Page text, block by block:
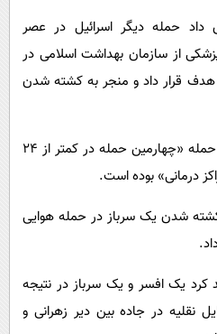
داد حمله دیگر اسرائیل در عصر
از سازمان بهداشت اسلامی در
هدف قرار داد و منجر به کشته شدن
خبرگزاری لبنان گزارش داد این حمله «چهارمین حمله در کمتر از 24
درمانی» بوده است.
شدن یک سرباز در حمله هوایی
کرد یک افسر و یک سرباز در نتیجه
نقلیه‌ در جاده بین دیر زهرانی و